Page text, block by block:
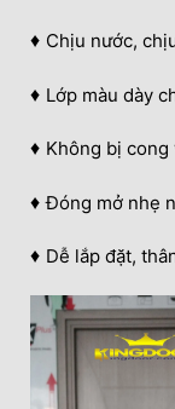
♦ Chịu nước,
♦ Lớp màu dày
♦ Không bị cong
♦Đóng mở nhẹ
♦ Dễ lắp đặt,